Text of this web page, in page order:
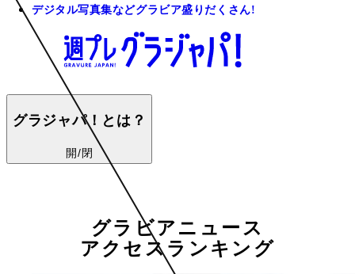
デジタル写真集などグラビア盛りだくさん!
グラジャパ！とは？
開/閉
グラビアニュース
アクセスランキング